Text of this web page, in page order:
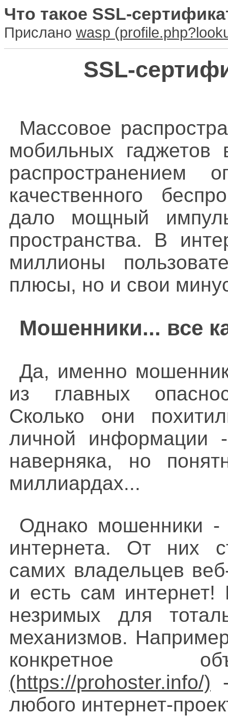
Что такое SSL-
Прислано wasp
SSL-
Массовое
мобильных гаджетов
распространением
качественного
дало мощный
пространства. В
миллионы
плюсы, но и свои
Мошенники... все
Да, именно
из главных
Сколько они
личной информации
наверняка, но
миллиардах...
Однако мошенники -
интернета. От них
самих владельцев
и есть сам
незримых для
механизмов.
конкретное
любого интернет-